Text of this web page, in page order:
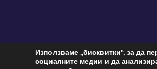
Използваме „бисквитки“, за да
социалните медии и да